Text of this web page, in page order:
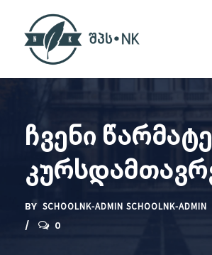
ჩვენი
BY SCHOOLNK-ADMIN SCHOOLNK-ADMIN
0